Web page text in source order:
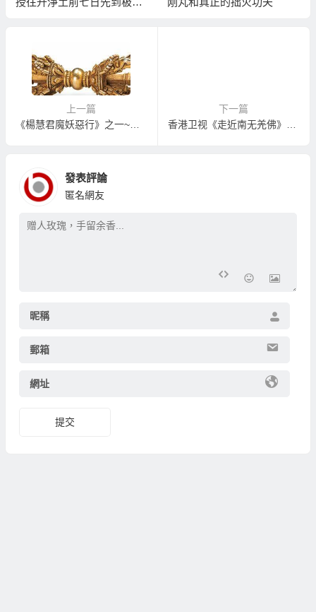
上一篇
《楊慧君魔妖惡行》之一~之七
下一篇
香港卫视《走近南无羌佛》（中）
發表評論
匿名網友
昵稱
郵箱
網址
提交